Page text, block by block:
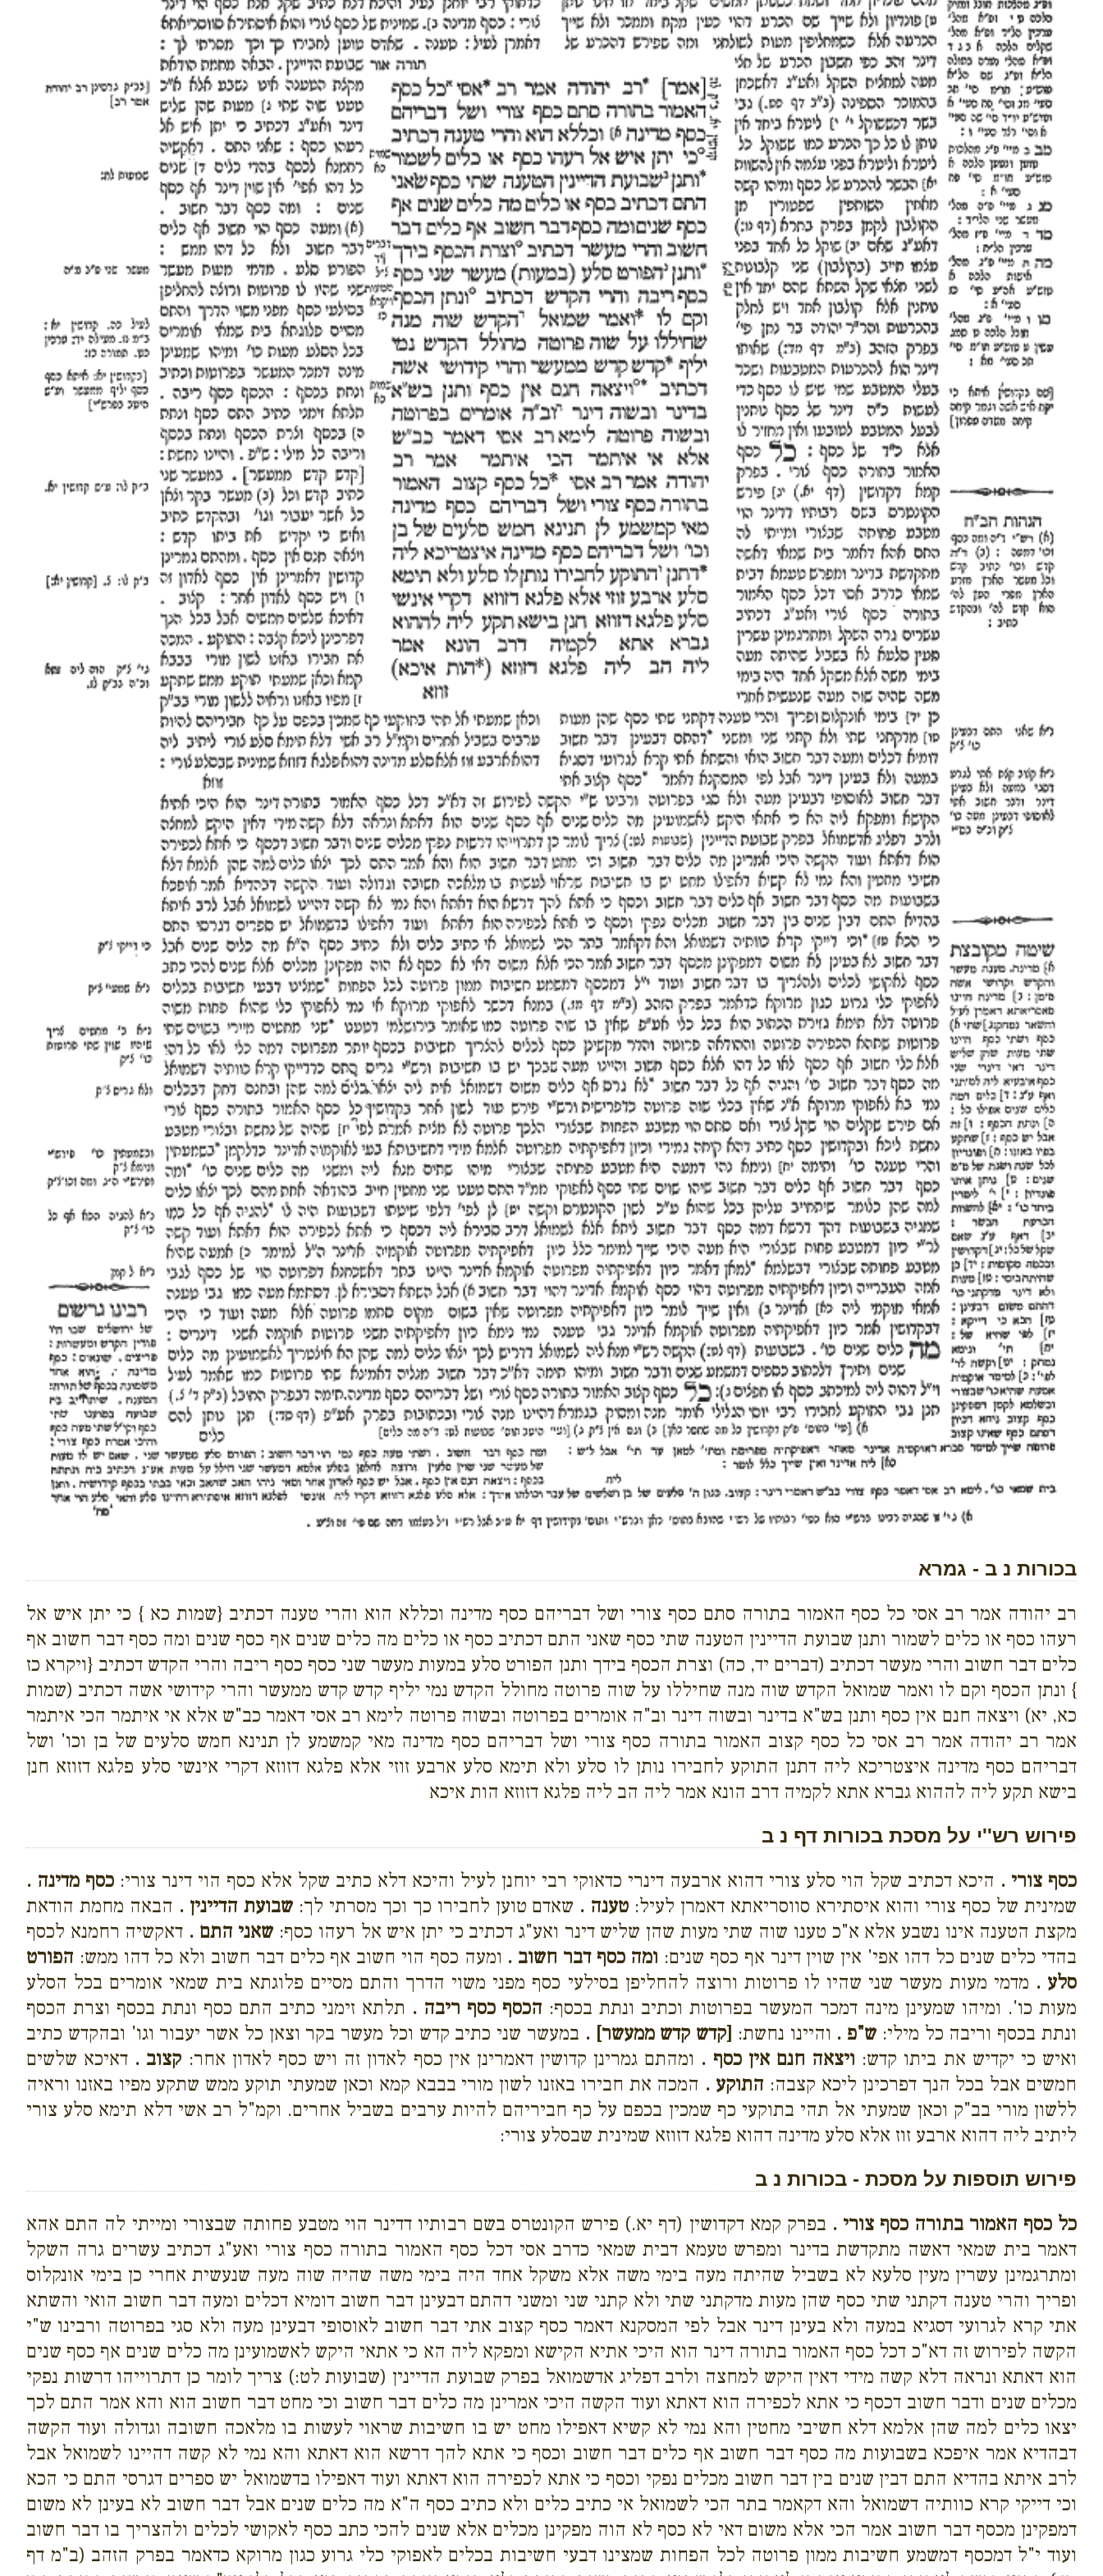
בכורות נ ב - גמרא
רב יהודה אמר רב אסי כל כסף האמור בתורה סתם כסף צורי ושל דבריהם כסף מדינה וכללא הוא והרי טענה דכתיב {שמות כא } כי יתן איש אל
רעהו כסף או כלים לשמור ותנן שבועת הדיינין הטענה שתי כסף שאני התם דכתיב כסף או כלים מה כלים שנים אף כסף שנים ומה כסף דבר חשוב אף
כלים דבר חשוב והרי מעשר דכתיב (דברים יד, כה) וצרת הכסף בידך ותנן הפורט סלע במעות מעשר שני כסף כסף ריבה והרי הקדש דכתיב {ויקרא כז
} ונתן הכסף וקם לו ואמר שמואל הקדש שוה מנה שחיללו על שוה פרוטה מחולל הקדש נמי יליף קדש קדש ממעשר והרי קידושי אשה דכתיב (שמות
כא, יא) ויצאה חנם אין כסף ותנן בש"א בדינר ובשוה דינר וב"ה אומרים בפרוטה ובשוה פרוטה לימא רב אסי דאמר כב"ש אלא אי איתמר הכי איתמר
אמר רב יהודה אמר רב אסי כל כסף קצוב האמור בתורה כסף צורי ושל דבריהם כסף מדינה מאי קמשמע לן תנינא חמש סלעים של בן וכו' ושל
דבריהם כסף מדינה איצטריכא ליה דתנן התוקע לחבירו נותן לו סלע ולא תימא סלע ארבע זוזי אלא פלגא דזוזא דקרי אינשי סלע פלגא דזוזא חנן
בישא תקע ליה לההוא גברא אתא לקמיה דרב הונא אמר ליה הב ליה פלגא דזוזא הות איכא
פירוש רש''י על מסכת בכורות דף נ ב
כסף צורי . היכא דכתיב שקל הוי סלע צורי דהוא ארבעה דינרי כדאוקי רבי יוחנן לעיל והיכא דלא כתיב שקל אלא כסף הוי דינר צורי: כסף מדינה .
שמינית של כסף צורי והוא איסתירא סווסריאתא דאמרן לעיל: טענה . שאדם טוען לחבירו כך וכך מסרתי לך:שבועת הדיינין . הבאה מחמת הודאת
מקצת הטענה אינו נשבע אלא א"כ טענו שוה שתי מעות שהן שליש דינר ואע"ג דכתיב כי יתן איש אל רעהו כסף: שאני התם . דאקשיה רחמנא לכסף
בהדי כלים שנים כל דהו אפי' אין שוין דינר אף כסף שנים: ומה כסף דבר חשוב . ומעה כסף הוי חשוב אף כלים דבר חשוב ולא כל דהו ממש: הפורט
סלע . מדמי מעות מעשר שני שהיו לו פרוטות ורוצה להחליפן בסילעי כסף מפני משוי הדרך והתם מסיים פלוגתא בית שמאי אומרים בכל הסלע
מעות כו'. ומיהו שמעינן מינה דמכר המעשר בפרוטות וכתיב ונתת בכסף: הכסף כסף ריבה . תלתא זימני כתיב התם כסף ונתת בכסף וצרת הכסף
ונתת בכסף וריבה כל מילי: ש"פ . והיינו נחשת: [קדש קדש ממעשר] . במעשר שני כתיב קדש וכל מעשר בקר וצאן כל אשר יעבור וגו' ובהקדש כתיב
ואיש כי יקדיש את ביתו קדש: ויצאה חנם אין כסף . ומהתם גמרינן קדושין דאמרינן אין כסף לאדון זה ויש כסף לאדון אחר: קצוב . דאיכא שלשים
חמשים אבל בכל הנך דפרכינן ליכא קצבה: התוקע . המכה את חבירו באזנו לשון מורי בבבא קמא וכאן שמעתי תוקע ממש שתקע מפיו באזנו וראיה
ללשון מורי בב"ק וכאן שמעתי אל תהי בתוקעי כף שמכין בכפם על כף חביריהם להיות ערבים בשביל אחרים. וקמ"ל רב אשי דלא תימא סלע צורי
ליתיב ליה דהוא ארבע זוז אלא סלע מדינה דהוא פלגא דזוזא שמינית שבסלע צורי:
פירוש תוספות על מסכת - בכורות נ ב
כל כסף האמור בתורה כסף צורי . בפרק קמא דקדושין (דף יא.) פירש הקונטרס בשם רבותיו דדינר הוי מטבע פחותה שבצורי ומייתי לה התם אהא
דאמר בית שמאי דאשה מתקדשת בדינר ומפרש טעמא דבית שמאי כדרב אסי דכל כסף האמור בתורה כסף צורי ואע"ג דכתיב עשרים גרה השקל
ומתרגמינן עשרין מעין סלעא לא בשביל שהיתה מעה בימי משה אלא משקל אחד היה בימי משה שהיה שוה מעה שנעשית אחרי כן בימי אונקלוס
ופריך והרי טענה דקתני שתי כסף שהן מעות מדקתני שתי ולא קתני שני ומשני דהתם דבעינן דבר חשוב דומיא דכלים ומעה דבר חשוב הואי והשתא
אתי קרא לגרועי דסגיא במעה ולא בעינן דינר אבל לפי המסקנא דאמר כסף קצוב אתי דבר חשוב לאוסופי דבעינן מעה ולא סגי בפרוטה ורבינו ש"י
הקשה לפירוש זה דא"כ דכל כסף האמור בתורה דינר הוא היכי אתיא הקישא ומפקא ליה הא כי אתאי היקש לאשמועינן מה כלים שנים אף כסף שנים
הוא דאתא ונראה דלא קשה מידי דאין היקש למחצה ולרב דפליג אדשמואל בפרק שבועת הדיינין (שבועות לט:) צריך לומר כן דתרוייהו דרשות נפקי
מכלים שנים ודבר חשוב דכסף כי אתא לכפירה הוא דאתא ועוד הקשה היכי אמרינן מה כלים דבר חשוב וכי מחט דבר חשוב הוא והא אמר התם לכך
יצאו כלים למה שהן אלמא דלא חשיבי מחטין והא נמי לא קשיא דאפילו מחט יש בו חשיבות שראוי לעשות בו מלאכה חשובה וגדולה ועוד הקשה
דבהדיא אמר איפכא בשבועות מה כסף דבר חשוב אף כלים דבר חשוב וכסף כי אתא להך דרשא הוא דאתא והא נמי לא קשה דהיינו לשמואל אבל
לרב איתא בהדיא התם דבין שנים בין דבר חשוב מכלים נפקי וכסף כי אתא לכפירה הוא דאתא ועוד דאפילו בדשמואל יש ספרים דגרסי התם כי הכא
וכי דייקי קרא כוותיה דשמואל והא דקאמר בתר הכי לשמואל אי כתיב כלים ולא כתיב כסף ה"א מה כלים שנים אבל דבר חשוב לא בעינן לא משום
דמפקינן מכסף דבר חשוב אמר הכי אלא משום דאי לא כסף לא הוה מפקינן מכלים אלא שנים להכי כתב כסף לאקושי לכלים ולהצריך בו דבר חשוב
ועוד י"ל דמכסף דמשמע חשיבות ממון פרוטה לכל הפחות שמצינו דבעי חשיבות בכלים לאפוקי כלי גרוע כגון מרוקא כדאמר בפרק הזהב (ב"מ דף